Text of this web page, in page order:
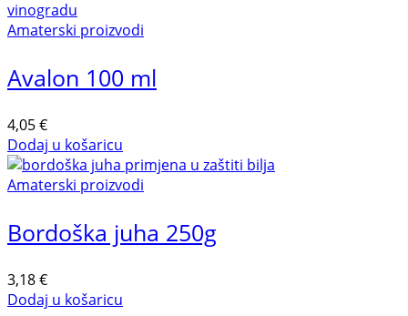
Amaterski proizvodi
Avalon 100 ml
4,05€
Dodaj u košaricu
Amaterski proizvodi
Bordoška juha 250g
3,18€
Dodaj u košaricu